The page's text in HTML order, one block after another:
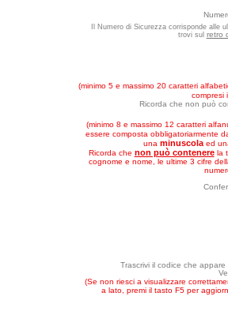
Il Numero di Sicurezza corrisponde alle
trovi sul retro
(minimo 5 e massimo 20 caratteri
compresi
Ricorda che non può
(minimo 8 e massimo 12 caratteri
essere composta obbligatoriarmente
una minuscolaed
Ricorda che non può contenerela
cognome e nome, le ultime 3 cifre
Trascrivi il codice che appare
(Se non riesci a visualizzare
a lato, premi il tasto F5 per